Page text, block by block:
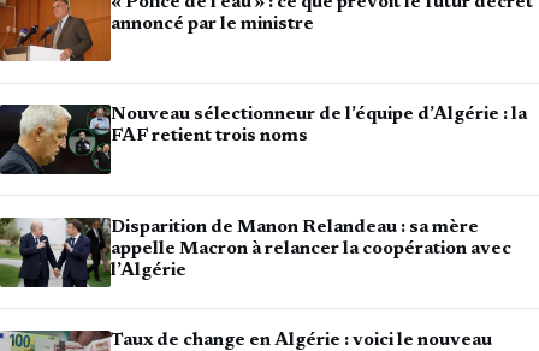
annoncé par le ministre
Nouveau sélectionneur de l’équipe d’Algérie : la
FAF retient trois noms
Disparition de Manon Relandeau : sa mère
appelle Macron à relancer la coopération avec
l’Algérie
Taux de change en Algérie : voici le nouveau